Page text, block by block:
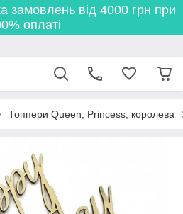
замовлень від 4000 грн при
оплаті
Топпери Queen, Princess, королева